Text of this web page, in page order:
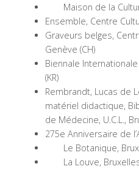
Maison de la
Ensemble, Centre
Graveurs belges,
Genève (CH)
Biennale
(KR)
Rembrandt, Lucas de
matériel didactique,
de Médecine, U.C.L.,
275e Anniversaire de
Le Botanique,
La Louve,